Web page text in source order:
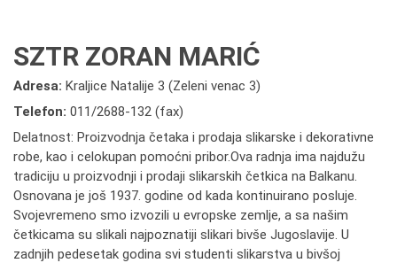
SZTR ZORAN MARIĆ
Adresa: Kraljice Natalije 3 (Zeleni venac 3)
Telefon: 011/2688-132 (fax)
Delatnost: Proizvodnja četaka i prodaja slikarske i dekorativne
robe, kao i celokupan pomoćni pribor.Ova radnja ima najdužu
tradiciju u proizvodnji i prodaji slikarskih četkica na Balkanu.
Osnovana je još 1937. godine od kada kontinuirano posluje.
Svojevremeno smo izvozili u evropske zemlje, a sa našim
četkicama su slikali najpoznatiji slikari bivše Jugoslavije. U
zadnjih pedesetak godina svi studenti slikarstva u bivšoj